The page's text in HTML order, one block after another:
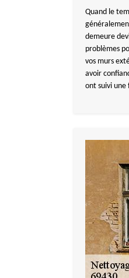
Quand le
demeure
problèmes
vos murs
avoir
ont suivi